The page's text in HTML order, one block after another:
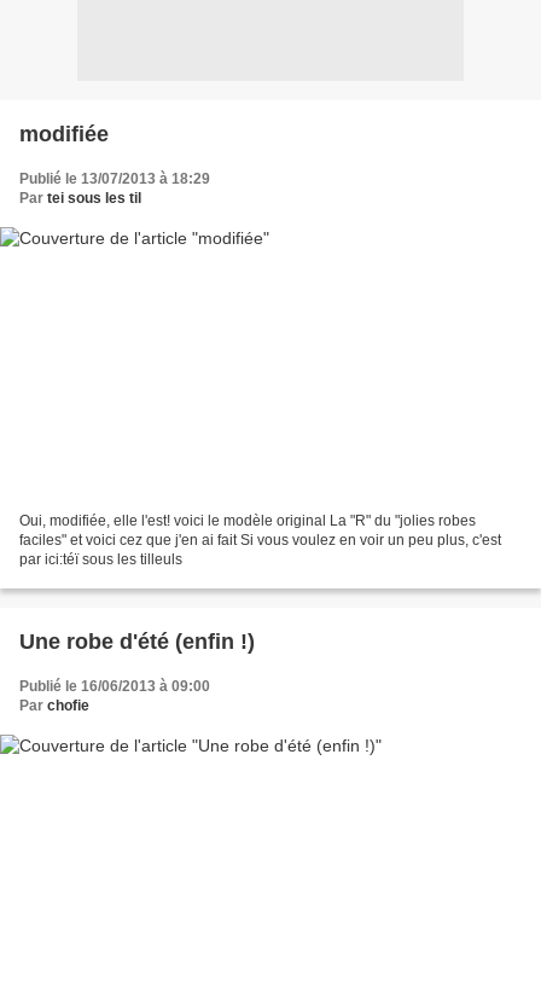
modifiée
Publié le 13/07/2013 à 18:29
Par tei sous les til
Oui, modifiée, elle l'est! voici le modèle original La "R" du "jolies robes
faciles" et voici cez que j'en ai fait Si vous voulez en voir un peu plus, c'est
par ici:téï sous les tilleuls
Une robe d'été (enfin !)
Publié le 16/06/2013 à 09:00
Par chofie